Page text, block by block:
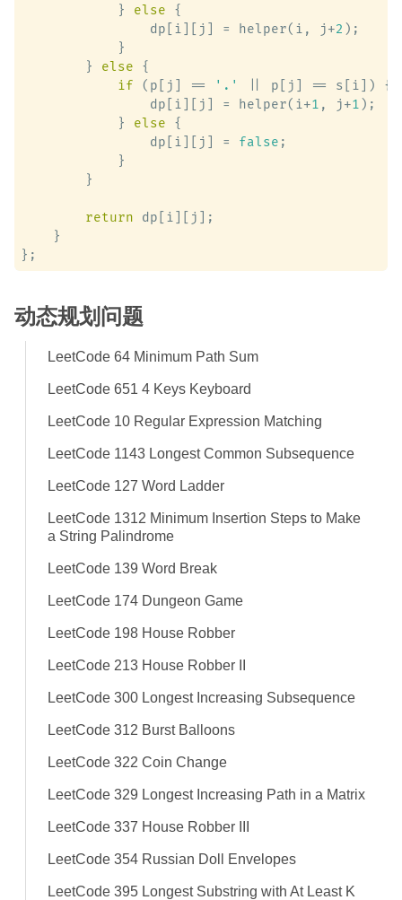
            }
else {
                dp[i][j] = helper(i, j+
2 );
            }
        }
else {
if (p[j] == '.'
|| p[j] == s[i]) {
                dp[i][j] = helper(i+
1 , j+1 );
            }
else {
                dp[i][j] =
false ;
            }
        }
return dp[i][j];
    }
动态规划问题
LeetCode 64 Minimum Path Sum
LeetCode 651 4 Keys Keyboard
LeetCode 10 Regular Expression Matching
LeetCode 1143 Longest Common Subsequence
LeetCode 127 Word Ladder
LeetCode 1312 Minimum Insertion Steps to Make
a String Palindrome
LeetCode 139 Word Break
LeetCode 174 Dungeon Game
LeetCode 198 House Robber
LeetCode 213 House Robber II
LeetCode 300 Longest Increasing Subsequence
LeetCode 312 Burst Balloons
LeetCode 322 Coin Change
LeetCode 329 Longest Increasing Path in a Matrix
LeetCode 337 House Robber III
LeetCode 354 Russian Doll Envelopes
LeetCode 395 Longest Substring with At Least K